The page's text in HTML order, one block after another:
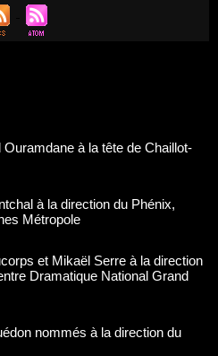
à la direction du Phénix,
Métropole
et Mikaël Serre à la direction
Dramatique National Grand
nommés à la direction du
2026